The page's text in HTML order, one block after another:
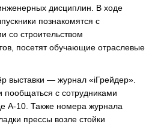
дисциплин. В ходе
познакомятся с
со строительством
посетят обучающие отраслевые
выставки — журнал «iГрейдер».
пообщаться с сотрудниками
А-10. Также номера журнала
прессы возле стойки